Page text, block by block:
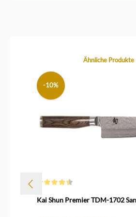
Produktgalerie überspringenÄhnliche Produkte
-10%
Kai Shun Premier TDM-1702